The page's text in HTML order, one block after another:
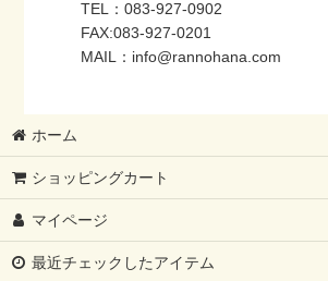
TEL：083-927-0902
FAX:083-927-0201
MAIL：info@rannohana.com
ホーム
ショッピングカート
マイページ
最近チェックしたアイテム